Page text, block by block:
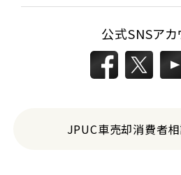
公式SNSアカ
JPUC車売却消費者相